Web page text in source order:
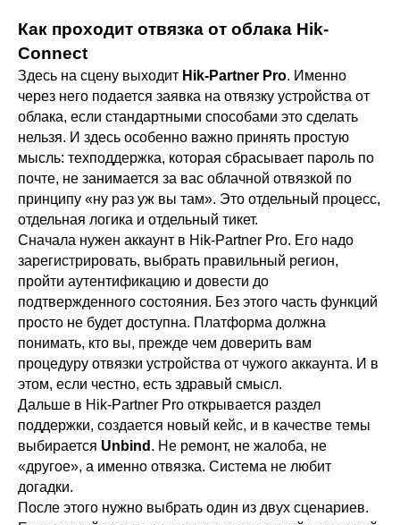
Как проходит отвязка от облака Hik-
Connect
Здесь на сцену выходит Hik-Partner Pro. Именно
через него подается заявка на отвязку устройства от
облака, если стандартными способами это сделать
нельзя. И здесь особенно важно принять простую
мысль: техподдержка, которая сбрасывает пароль по
почте, не занимается за вас облачной отвязкой по
принципу «ну раз уж вы там». Это отдельный процесс,
отдельная логика и отдельный тикет.
Сначала нужен аккаунт в Hik-Partner Pro. Его надо
зарегистрировать, выбрать правильный регион,
пройти аутентификацию и довести до
подтвержденного состояния. Без этого часть функций
просто не будет доступна. Платформа должна
понимать, кто вы, прежде чем доверить вам
процедуру отвязки устройства от чужого аккаунта. И в
этом, если честно, есть здравый смысл.
Дальше в Hik-Partner Pro открывается раздел
поддержки, создается новый кейс, и в качестве темы
выбирается Unbind . Не ремонт, не жалоба, не
«другое», а именно отвязка. Система не любит
догадки.
После этого нужно выбрать один из двух сценариев.